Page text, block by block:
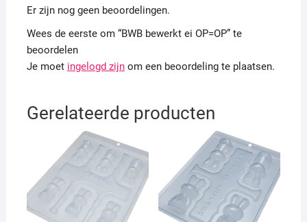
Er zijn nog geen beoordelingen.
Wees de eerste om “BWB bewerkt ei OP=OP” te
beoordelen
Je moet ingelogd zijnom een beoordeling te plaatsen.
Gerelateerde producten